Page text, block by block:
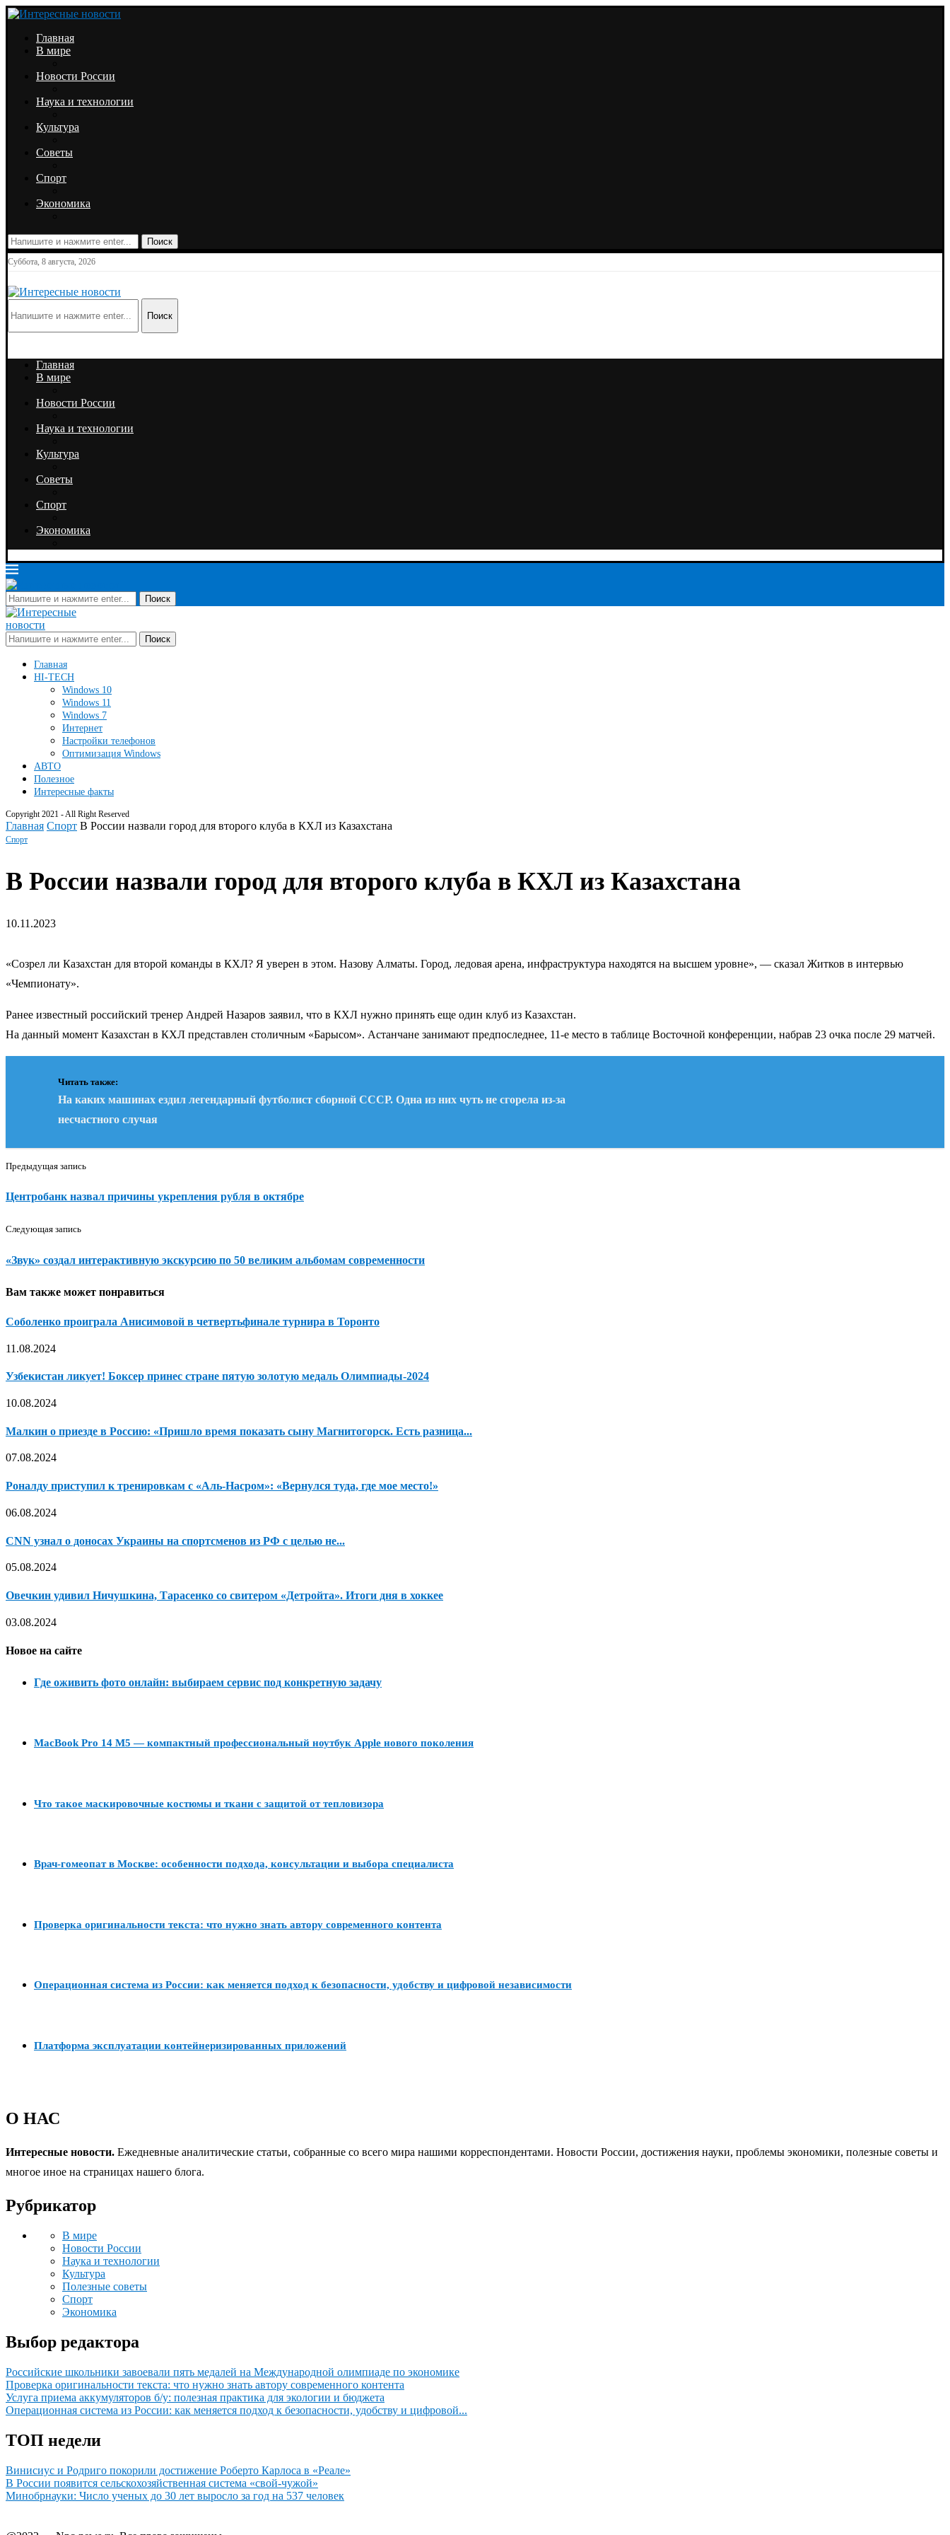
Главная
В мире
Новости России
Наука и технологии
Культура
Советы
Спорт
Экономика
Поиск
Суббота, 8 августа, 2026
Поиск
Главная
В мире
Новости России
Наука и технологии
Культура
Советы
Спорт
Экономика
Поиск
Поиск
Главная
HI-TECH
Windows 10
Windows 11
Windows 7
Интернет
Настройки телефонов
Оптимизация Windows
АВТО
Полезное
Интересные факты
Copyright 2021 - All Right Reserved
Главная Спорт В России назвали город для второго клуба в КХЛ из Казахстана
Спорт
В России назвали город для второго клуба в КХЛ из Казахстана
10.11.2023
«Созрел ли Казахстан для второй команды в КХЛ? Я уверен в этом. Назову Алматы. Город, ледовая арена, инфраструктура находятся на высшем уровне», — сказал Житков в интервью
«Чемпионату».
Ранее известный российский тренер Андрей Назаров заявил, что в КХЛ нужно принять еще один клуб из Казахстан.
На данный момент Казахстан в КХЛ представлен столичным «Барысом». Астанчане занимают предпоследнее, 11-е место в таблице Восточной конференции, набрав 23 очка после 29 матчей.
Читать также:
На каких машинах ездил легендарный футболист сборной СССР. Одна из них чуть не сгорела из-за
несчастного случая
Предыдущая запись
Центробанк назвал причины укрепления рубля в октябре
Следующая запись
«Звук» создал интерактивную экскурсию по 50 великим альбомам современности
Вам также может понравиться
Соболенко проиграла Анисимовой в четвертьфинале турнира в Торонто
11.08.2024
Узбекистан ликует! Боксер принес стране пятую золотую медаль Олимпиады-2024
10.08.2024
Малкин о приезде в Россию: «Пришло время показать сыну Магнитогорск. Есть разница...
07.08.2024
Роналду приступил к тренировкам с «Аль-Насром»: «Вернулся туда, где мое место!»
06.08.2024
CNN узнал о доносах Украины на спортсменов из РФ с целью не...
05.08.2024
Овечкин удивил Ничушкина, Тарасенко со свитером «Детройта». Итоги дня в хоккее
03.08.2024
Новое на сайте
Где оживить фото онлайн: выбираем сервис под конкретную задачу
MacBook Pro 14 M5 — компактный профессиональный ноутбук Apple нового поколения
Что такое маскировочные костюмы и ткани с защитой от тепловизора
Врач-гомеопат в Москве: особенности подхода, консультации и выбора специалиста
Проверка оригинальности текста: что нужно знать автору современного контента
Операционная система из России: как меняется подход к безопасности, удобству и цифровой независимости
Платформа эксплуатации контейнеризированных приложений
О НАС
Интересные новости. Ежедневные аналитические статьи, собранные со всего мира нашими корреспондентами. Новости России, достижения науки, проблемы экономики, полезные советы и
многое иное на страницах нашего блога.
Рубрикатор
В мире
Новости России
Наука и технологии
Культура
Полезные советы
Спорт
Экономика
Выбор редактора
Российские школьники завоевали пять медалей на Международной олимпиаде по экономике
Проверка оригинальности текста: что нужно знать автору современного контента
Услуга приема аккумуляторов б/у: полезная практика для экологии и бюджета
Операционная система из России: как меняется подход к безопасности, удобству и цифровой...
ТОП недели
Винисиус и Родриго покорили достижение Роберто Карлоса в «Реале»
В России появится сельскохозяйственная система «свой-чужой»
Минобрнауки: Число ученых до 30 лет выросло за год на 537 человек